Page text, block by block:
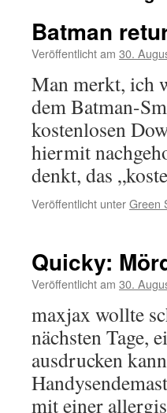
Batman
Veröffentlicht am 30.
Man merkt, ich
dem Batman-
kostenlosen
hiermit
denkt, das
Veröffentlicht unterGreen
Quicky:
Veröffentlicht am 30.
maxjax wollte
nächsten Tage,
ausdrucken
mit einer